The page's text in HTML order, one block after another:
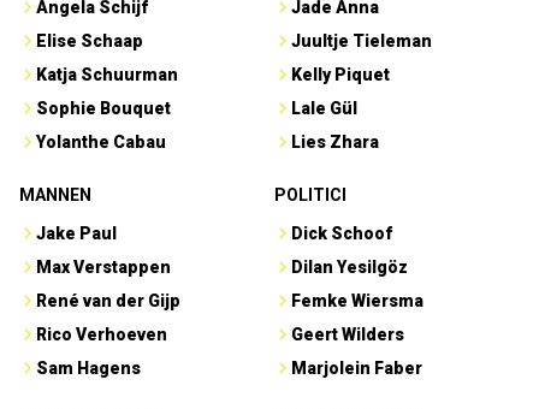
Angela Schijf
Elise Schaap
Katja Schuurman
Sophie Bouquet
Yolanthe Cabau
Jade Anna
Juultje Tieleman
Kelly Piquet
Lale Gül
Lies Zhara
MANNEN
Jake Paul
Max Verstappen
René van der Gijp
Rico Verhoeven
Sam Hagens
POLITICI
Dick Schoof
Dilan Yesilgöz
Femke Wiersma
Geert Wilders
Marjolein Faber